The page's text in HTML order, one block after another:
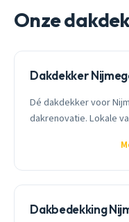
Onze
Dakdekker
Dé dakdekker voor
dakrenovatie. Lokale
Dakbedekking